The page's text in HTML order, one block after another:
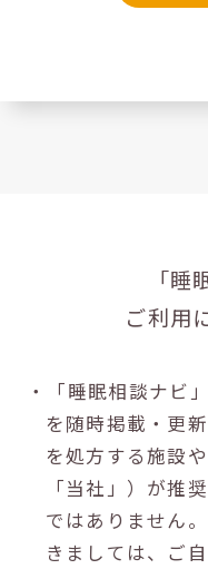
「
ご利用
・「睡眠相談ナビ
を随時掲載・更
を処方する施設
「当社」）が推
ではありません
きましては、ご